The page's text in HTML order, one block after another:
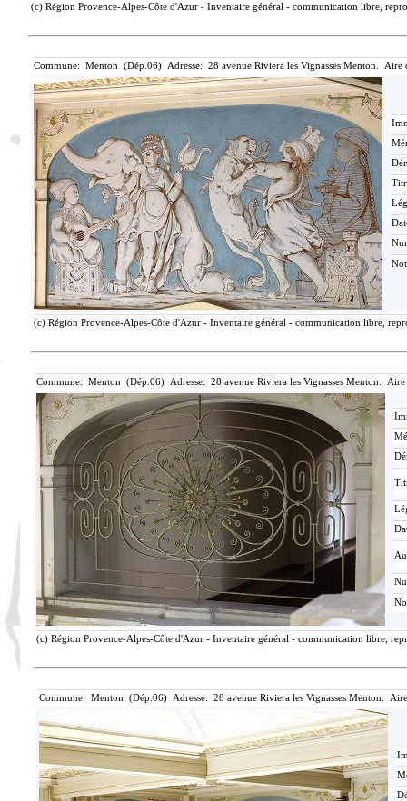
(c) Région Provence-Alpes-Côte d'Azur - Inventaire général - communication libre,
Commune: Menton (Dép.06) Adresse: 28 avenue Riviera les Vignasses Menton.
(c) Région Provence-Alpes-Côte d'Azur - Inventaire général - communication libre,
Commune: Menton (Dép.06) Adresse: 28 avenue Riviera les Vignasses Menton.
(c) Région Provence-Alpes-Côte d'Azur - Inventaire général - communication libre,
Commune: Menton (Dép.06) Adresse: 28 avenue Riviera les Vignasses Menton.